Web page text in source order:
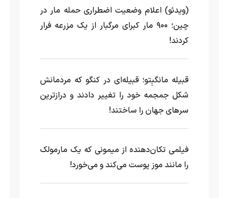
(ویدئو) اعلام وضعیت اضطراری حمله مار‌ در
چین؛ ۹۰۰ مار کبرای مرگبار از یک مزرعه‌ فرار
کردند!
قبیله مانگبِتو؛ قبیله‌ای در کنگو که مردمانش
شکل جمجمه خود را تغییر دادند و درازترین
سرهای جهان را ساختند!
فیلمی تکان‌دهنده از میمونی که یک مارمولک
را مانند موز پوست می‌کند و می‌خورد!